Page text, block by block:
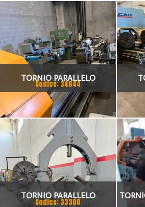
TORNIO PARALLELO
PONTIGGIA
Codice: 34644
TORNIO PARALLELO
Codice: 33300